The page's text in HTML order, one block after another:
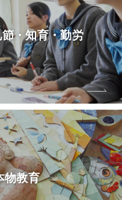
・知育・勤労
物教育